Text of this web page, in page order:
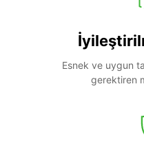
Esnek ve uygun
gerektiren